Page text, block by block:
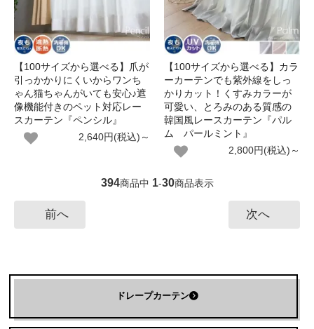
【100サイズから選べる】爪が
引っかかりにくいからワンち
ゃん猫ちゃんがいても安心♪遮
像機能付きのペット対応レー
スカーテン『ペンシル』
2,640円(税込)～
【100サイズから選べる】カラ
ーカーテンでも紫外線をしっ
かりカット！くすみカラーが
可愛い、とろみのある質感の
韓国風レースカーテン『パル
ム パールミント』
2,800円(税込)～
394商品中 1-30商品表示
前へ 次へ
ドレープカーテン